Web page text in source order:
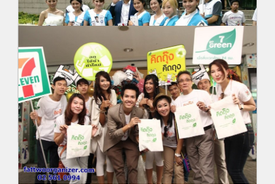
Troop Roadshow Thanaporn
Clinic